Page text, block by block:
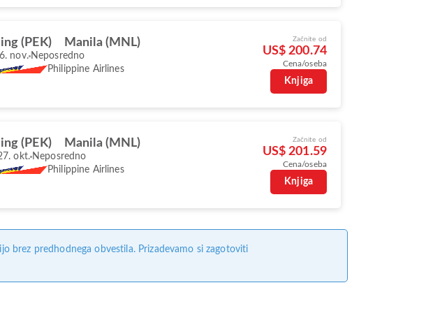
(PEK) Manila (MNL)
nov. Neposredno
Philippine Airlines
Začnite od
US$ 200.74
Cena/oseba
Knjiga
(PEK) Manila (MNL)
okt. Neposredno
Philippine Airlines
Začnite od
US$ 201.59
Cena/oseba
Knjiga
brez predhodnega obvestila. Prizadevamo si zagotoviti